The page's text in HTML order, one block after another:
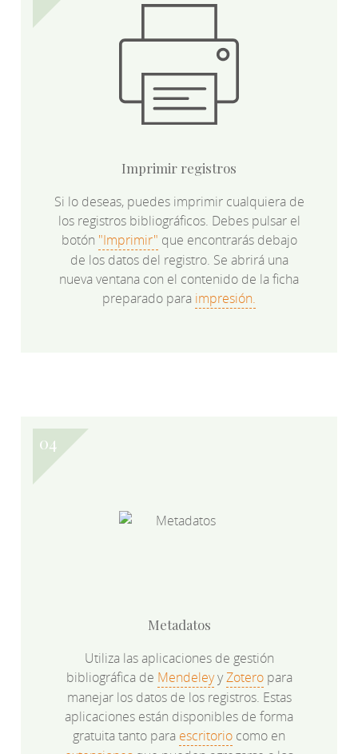
Imprimir registros
Si lo deseas, puedes imprimir cualquiera de
los registros bibliográficos. Debes pulsar el
botón "Imprimir" que encontrarás debajo
de los datos del registro. Se abrirá una
nueva ventana con el contenido de la ficha
preparado para impresión.
Metadatos
Utiliza las aplicaciones de gestión
bibliográfica de MendeleyyZoteropara
manejar los datos de los registros. Estas
aplicaciones están disponibles de forma
gratuita tanto para escritorio como en